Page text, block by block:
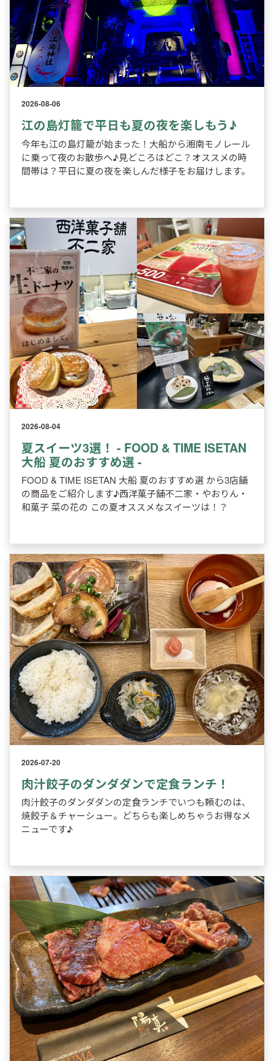
2026-08-06
江の島灯籠で平日も夏の夜を楽しもう♪
今年も江の島灯籠が始まった！大船から湘南モノレール
に乗って夜のお散歩へ♪見どころはどこ？オススメの時
間帯は？平日に夏の夜を楽しんだ様子をお届けします。
2026-08-04
夏スイーツ3選！ - FOOD & TIME ISETAN
大船 夏のおすすめ選 -
FOOD & TIME ISETAN 大船 夏のおすすめ選 から3店舗
の商品をご紹介します♪西洋菓子舗不二家・やおりん・
和菓子 菜の花の この夏オススメなスイーツは！？
2026-07-20
肉汁餃子のダンダダンで定食ランチ！
肉汁餃子のダンダダンの定食ランチでいつも頼むのは、
焼餃子＆チャーシュー。どちらも楽しめちゃうお得なメ
ニューです♪